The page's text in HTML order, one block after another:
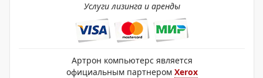
Услуги лизинга и аренды
Артрон компьютерс является
официальным партнером Xerox